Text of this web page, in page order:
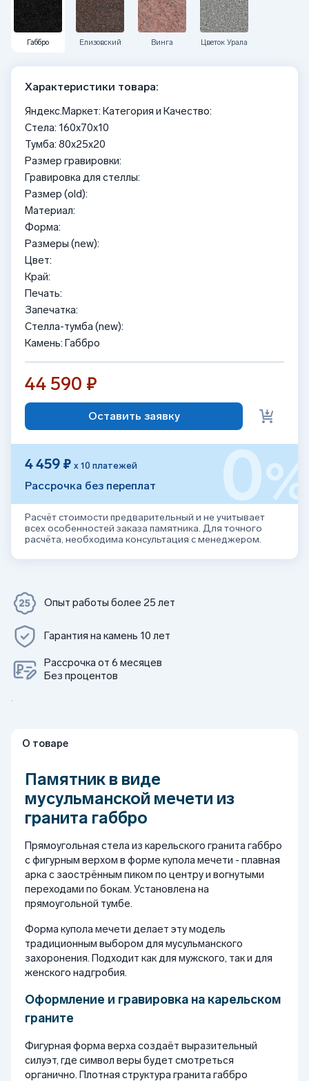
Габбро Елизовский Винга Цветок Урала
Характеристики товара:
Яндекс.Маркет: Категория и Качество:
Стела: 160x70x10
Тумба: 80x25x20
Размер гравировки:
Гравировка для стеллы:
Размер (old):
Материал:
Форма:
Размеры (new):
Цвет:
Край:
Печать:
Запечатка:
Стелла-тумба (new):
Камень: Габбро
44 590 ₽
Оставить заявку
4 459 ₽ х 10 платежей
Рассрочка без переплат 0%
Расчёт стоимости предварительный и не учитывает
всех особенностей заказа памятника. Для точного
расчёта, необходима консультация с менеджером.
Опыт работы более 25 лет
Гарантия на камень 10 лет
Рассрочка от 6 месяцев
Без процентов
О товаре
Памятник в виде
мусульманской мечети из
гранита габбро
Прямоугольная стела из карельского гранита габбро
с фигурным верхом в форме купола мечети - плавная
арка с заострённым пиком по центру и вогнутыми
переходами по бокам. Установлена на
прямоугольной тумбе.
Форма купола мечети делает эту модель
традиционным выбором для мусульманского
захоронения. Подходит как для мужского, так и для
женского надгробия.
Оформление и гравировка на карельском
граните
Фигурная форма верха создаёт выразительный
силуэт, где символ веры будет смотреться
органично. Плотная структура гранита габбро